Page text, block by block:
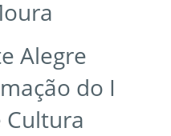
Alegre
do I
Cultura